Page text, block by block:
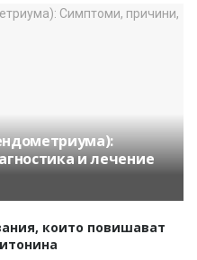
и лечение
които повишават